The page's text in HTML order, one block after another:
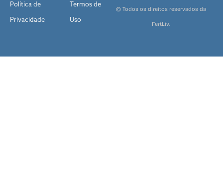
Política de
Privacidade
Termos de
Uso
© Todos os direitos reservados da
FertLiv.